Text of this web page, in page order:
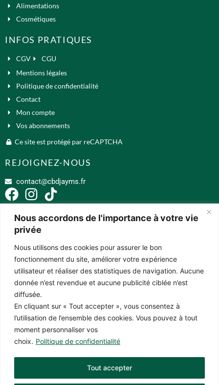
Nous accordons de l'importance à votre vie
privée
Nous utilisons des cookies pour assurer le bon
fonctionnement du site, améliorer votre expérience
utilisateur et réaliser des statistiques de navigation. Aucune
donnée n’est revendue et aucune publicité ciblée n’est
diffusée.
En cliquant sur « Tout accepter », vous consentez à
l’utilisation de l’ensemble des cookies. Vous pouvez à tout
moment personnaliser vos
choix. Politique de confidentialité
Tout accepter
Alimentations
Cosmétiques
INFOS PRATIQUES
CGV
CGU
Mentions légales
Politique de confidentialité
Contact
Mon compte
Vos abonnements
Ce site est protégé par reCAPTCHA
REJOIGNEZ-NOUS
contact@cbdjayms.fr
Les compléments alimentaires ne substituent pas une alimentation variée.
Un régime équilibré et un mode de vie sain restent essentiels. Respectez
les doses journalières recommandées et conservez-les hors de portée des
enfants. Ces produits ne sont pas adaptés aux femmes enceintes ou
allaitantes, ni aux enfants et adolescents. Avant de consommer des
produits à base de CBD, il est conseillé de consulter un médecin. Pour des
raisons légales, nous ne pouvons fournir d’informations médicales sur leurs
effets ou applications.